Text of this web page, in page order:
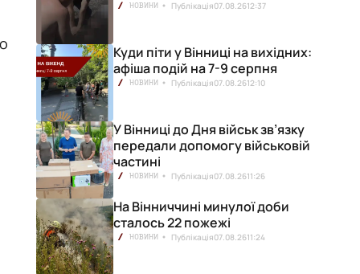
НОВИНИ Публікація07.08.2612:37
Куди піти у Вінниці на вихідних:
афіша подій на 7-9 серпня
НОВИНИ Публікація07.08.2612:10
У Вінниці до Дня військ зв’язку
передали допомогу військовій
частині
НОВИНИ Публікація07.08.2611:26
На Вінниччині минулої доби
сталось 22 пожежі
НОВИНИ Публікація07.08.2611:24